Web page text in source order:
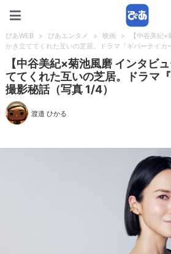
ぴあWEB > ぴあエンタメ > 映画 >
【中谷美紀
かき立ててくれた互いの芝居。ドラマ『ギバーテイカ
【中谷美紀×菊池風磨 インタビ
ててくれた互いの芝居。ドラマ
撮影秘話（写真 1/4）
渡邉 ひかる